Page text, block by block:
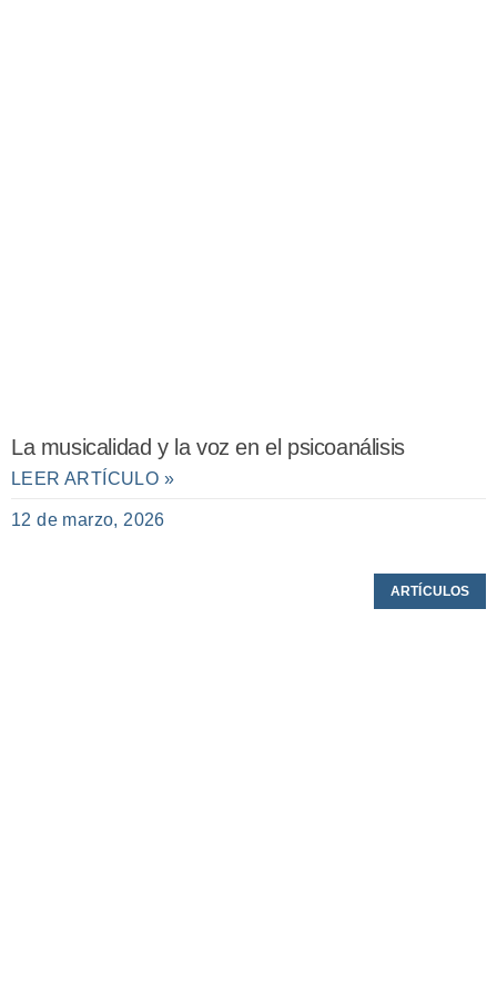
La musicalidad y la voz en el psicoanálisis
LEER ARTÍCULO »
12 de marzo, 2026
ARTÍCULOS